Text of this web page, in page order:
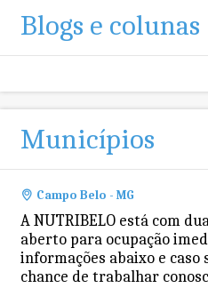
Blogs e colunas
Municípios
Campo Belo - MG
A NUTRIBELO está com
aberto para ocupação
informações abaixo e caso
chance de trabalhar